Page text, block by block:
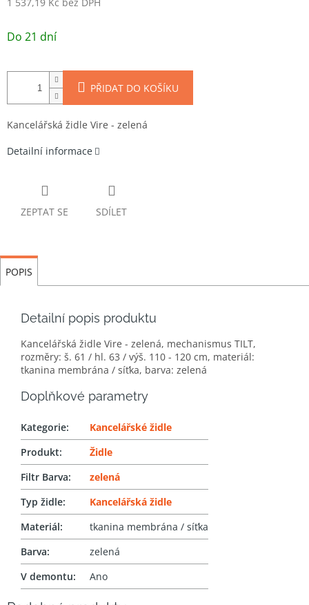
1 537,19 Kč bez DPH
cena:
Do 21 dní
PŘIDAT DO KOŠÍKU
Kancelářská židle Vire - zelená
Detailní informace
ZEPTAT SE SDÍLET
POPIS
Detailní popis produktu
Kancelářská židle Vire - zelená, mechanismus TILT,
rozměry: š. 61 / hl. 63 / výš. 110 - 120 cm, materiál:
tkanina membrána / síťka, barva: zelená
Doplňkové parametry
Kategorie:
Kancelářské židle
Produkt:
Židle
Filtr Barva:
zelená
Typ židle:
Kancelářská židle
Materiál:
tkanina membrána / síťka
Barva:
zelená
V demontu: Ano